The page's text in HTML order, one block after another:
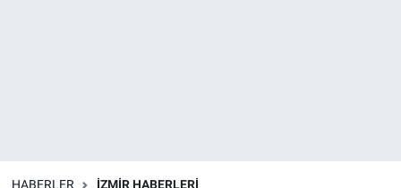
HABERLER İZMİR HABERLERİ